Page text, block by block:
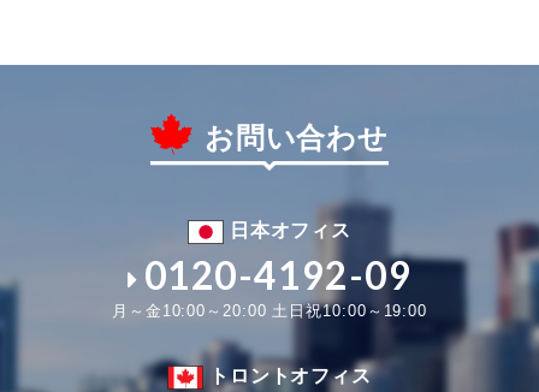
お問い合わせ
日本オフィス
0120-4192-09
月～金10:00～20:00 土日祝10:00～19:00
トロントオフィス